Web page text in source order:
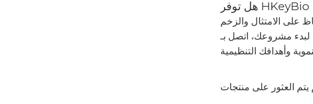
يتم العثور على منتجات